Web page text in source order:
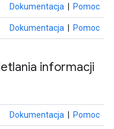
Dokumentacja Pomoc
Dokumentacja Pomoc
informacji
Dokumentacja Pomoc